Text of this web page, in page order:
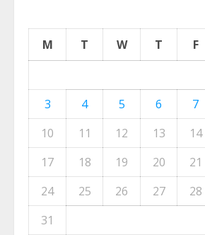
M T W T F
3
4 5 6 7
10
11 12 13 14
17
18 19 20 21
24
25 26 27 28
31